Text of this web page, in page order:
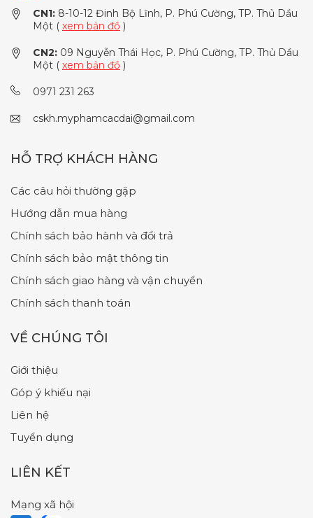
CN1: 8-10-12 Đinh Bộ Lĩnh, P. Phú Cường, TP. Thủ Dầu
Một ( xem bản đồ )
CN2: 09 Nguyễn Thái Học, P. Phú Cường, TP. Thủ Dầu
Một ( xem bản đồ )
0971 231 263
cskh.myphamcacdai@gmail.com
HỖ TRỢ KHÁCH HÀNG
Các câu hỏi thường gặp
Hướng dẫn mua hàng
Chính sách bảo hành và đổi trả
Chính sách bảo mật thông tin
Chính sách giao hàng và vận chuyển
Chính sách thanh toán
VỀ CHÚNG TÔI
Giới thiệu
Góp ý khiếu nại
Liên hệ
Tuyển dụng
LIÊN KẾT
Mạng xã hội